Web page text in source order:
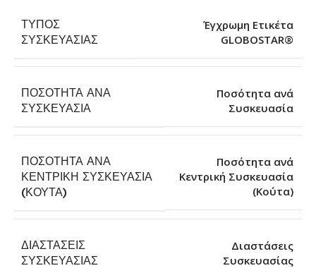
ΤΎΠΟΣ
ΣΥΣΚΕΥΑΣΊΑΣ
Έγχρωμη Ετικέτα
GLOBOSTAR®
ΠΟΣΌΤΗΤΑ ΑΝΆ
ΣΥΣΚΕΥΑΣΊΑ
Ποσότητα ανά
Συσκευασία
ΠΟΣΌΤΗΤΑ ΑΝΆ
ΚΕΝΤΡΙΚΉ ΣΥΣΚΕΥΑΣΊΑ
(ΚΟΎΤΑ)
Ποσότητα ανά
Κεντρική Συσκευασία
(Κούτα)
ΔΙΑΣΤΆΣΕΙΣ
ΣΥΣΚΕΥΑΣΊΑΣ
Διαστάσεις
Συσκευασίας